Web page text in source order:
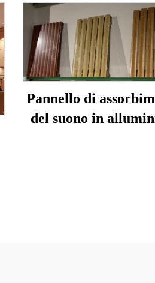
Pannello di
del suono in